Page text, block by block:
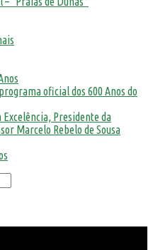
oficial dos 600 Anos do
Excelência, Presidente da
Marcelo Rebelo de Sousa